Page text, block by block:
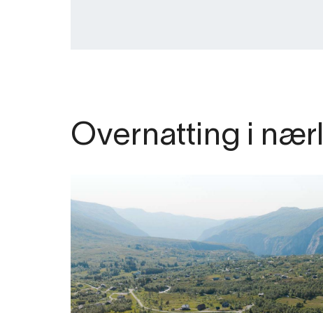
Overnatting i